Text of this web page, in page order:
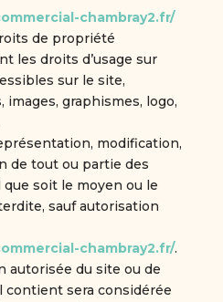
chambray2.fr/
de propriété
les droits d’usage sur
sur le site,
graphismes, logo,
modification,
de tout ou partie des
soit le moyen ou le
sauf autorisation
chambray2.fr/.
autorisée du site ou de
contient sera considérée